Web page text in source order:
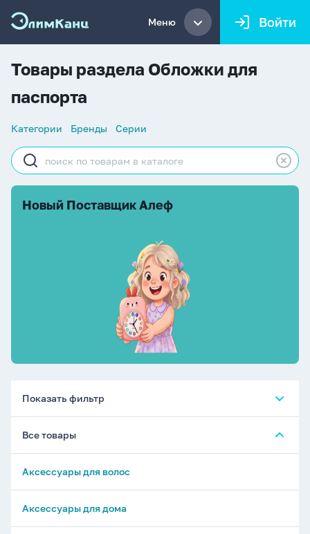
Меню Войти
Товары раздела Обложки для
паспорта
Список
Категории Бренды Серии
Строка
поиска
Новый Поставщик Алеф
Показать фильтр
Все товары
Аксессуары для волос
Аксессуары для дома